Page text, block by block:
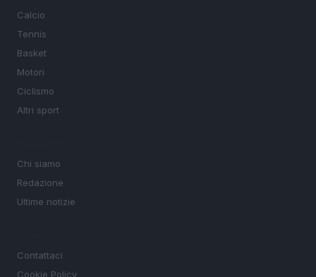
Calcio
Tennis
Basket
Motori
Ciclismo
Altri sport
Chi siamo
Redazione
Ultime notizie
Contattaci
Cookie Policy